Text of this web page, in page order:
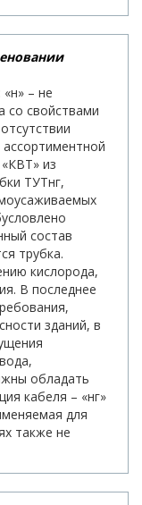
– не
со свойствами
из
ТУТнг,
состав
трубка.
кислорода,
В последнее
зданий, в
обладать
кабеля – «нг»
для
также не